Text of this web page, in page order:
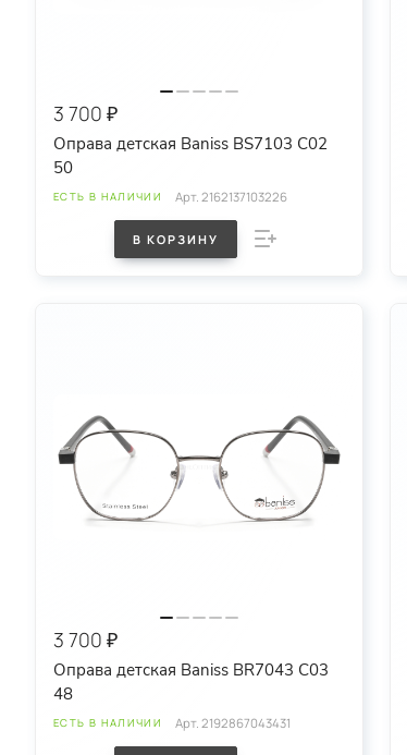
3 700 ₽
Оправа детская Baniss BS7103 C02
50
ЕСТЬ В НАЛИЧИИ Арт.2162137103226
В КОРЗИНУ
3 700 ₽
Оправа детская Baniss BR7043 C03
48
ЕСТЬ В НАЛИЧИИ Арт.2192867043431